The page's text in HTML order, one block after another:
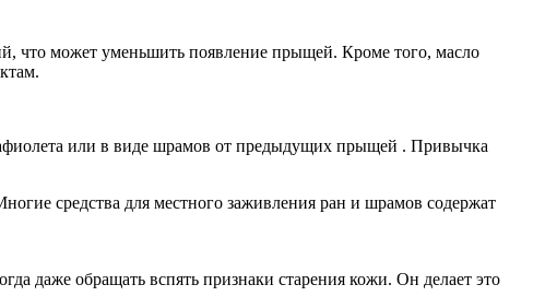
что может уменьшить появление прыщей. Кроме того, масло
или в виде шрамов от предыдущих прыщей . Привычка
средства для местного заживления ран и шрамов содержат
даже обращать вспять признаки старения кожи. Он делает это